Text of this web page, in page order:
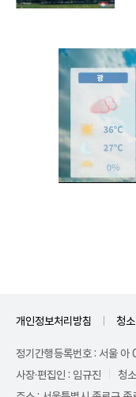
개인정보처리방침 청
정기간행등록번호 : 서울
사장·편집인 : 임규진
청